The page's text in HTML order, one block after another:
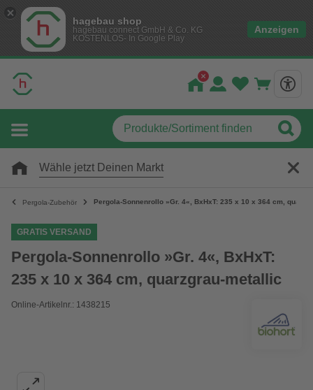
hagebau shop
hagebau connect GmbH & Co. KG
KOSTENLOS- In Google Play
Anzeigen
Wähle jetzt Deinen Markt
Pergola-Zubehör Pergola-Sonnenrollo »Gr. 4«, BxHxT: 235 x 10 x 364 cm,
GRATIS VERSAND
Pergola-Sonnenrollo »Gr. 4«, BxHxT:
235 x 10 x 364 cm, quarzgrau-metallic
Online-Artikelnr.: 1438215